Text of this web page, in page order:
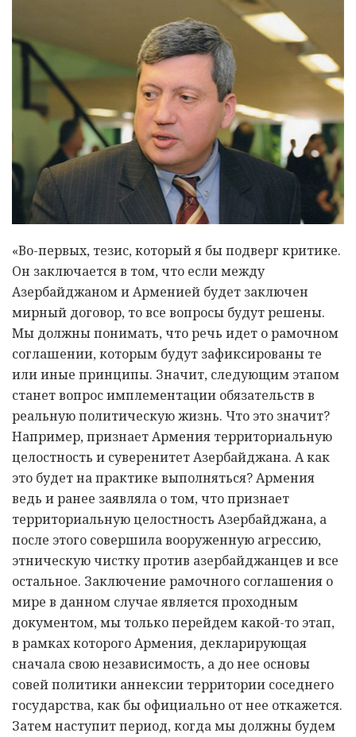
«Во-первых, тезис, который я бы подверг критике.
Он заключается в том, что если между
Азербайджаном и Арменией будет заключен
мирный договор, то все вопросы будут решены.
Мы должны понимать, что речь идет о рамочном
соглашении, которым будут зафиксированы те
или иные принципы. Значит, следующим этапом
станет вопрос имплементации обязательств в
реальную политическую жизнь. Что это значит?
Например, признает Армения территориальную
целостность и суверенитет Азербайджана. А как
это будет на практике выполняться? Армения
ведь и ранее заявляла о том, что признает
территориальную целостность Азербайджана, а
после этого совершила вооруженную агрессию,
этническую чистку против азербайджанцев и все
остальное. Заключение рамочного соглашения о
мире в данном случае является проходным
документом, мы только перейдем какой-то этап,
в рамках которого Армения, декларирующая
сначала свою независимость, а до нее основы
совей политики аннексии территории соседнего
государства, как бы официально от нее откажется.
Затем наступит период, когда мы должны будем